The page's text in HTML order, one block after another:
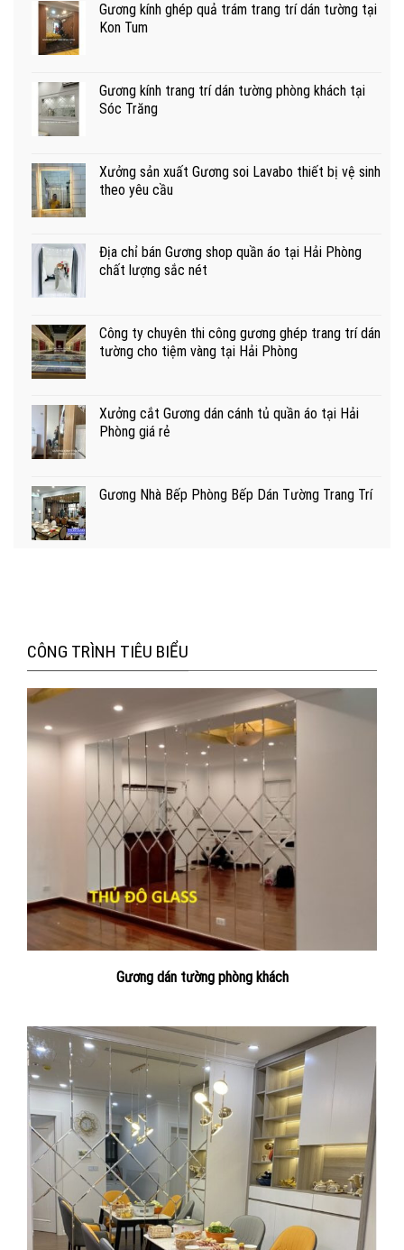
Gương kính ghép quả trám trang trí dán tường tại
Kon Tum
Gương kính trang trí dán tường phòng khách tại
Sóc Trăng
Xưởng sản xuất Gương soi Lavabo thiết bị vệ sinh
theo yêu cầu
Địa chỉ bán Gương shop quần áo tại Hải Phòng
chất lượng sắc nét
Công ty chuyên thi công gương ghép trang trí dán
tường cho tiệm vàng tại Hải Phòng
Xưởng cắt Gương dán cánh tủ quần áo tại Hải
Phòng giá rẻ
Gương Nhà Bếp Phòng Bếp Dán Tường Trang Trí
CÔNG TRÌNH TIÊU BIỂU
Gương dán tường phòng khách